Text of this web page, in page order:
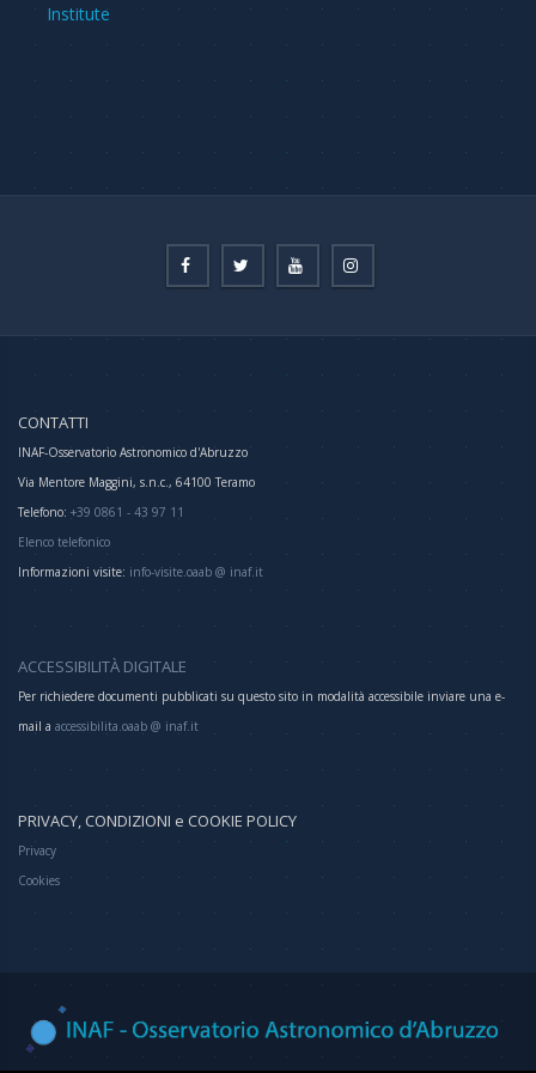
Institute
CONTATTI
INAF-Osservatorio Astronomico d'Abruzzo
Via Mentore Maggini, s.n.c., 64100 Teramo
Telefono: +39 0861 - 43 97 11
Elenco telefonico
Informazioni visite: info-visite.oaab @ inaf.it
ACCESSIBILITÀ DIGITALE
Per richiedere documenti pubblicati su questo sito in modalità accessibile inviare una e-
mail a accessibilita.oaab @ inaf.it
PRIVACY, CONDIZIONI e COOKIE POLICY
Privacy
Cookies